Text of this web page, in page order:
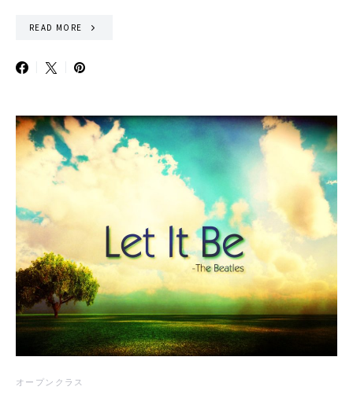
READ MORE
オープンクラス